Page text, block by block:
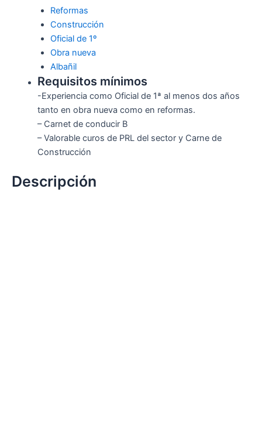
Reformas
Construcción
Oficial de 1º
Obra nueva
Albañil
Requisitos mínimos
-Experiencia como Oficial de 1ª al menos dos años
tanto en obra nueva como en reformas.
– Carnet de conducir B
– Valorable curos de PRL del sector y Carne de
Construcción
Descripción